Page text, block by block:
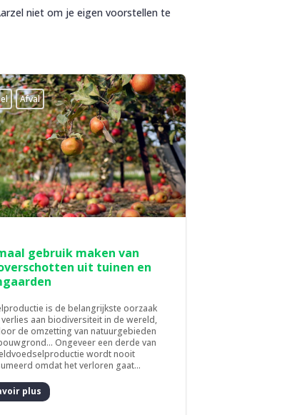
niet om je eigen voorstellen te
Afval
gebruik maken van
uit tuinen en
is de belangrijkste oorzaak
verlies aan biodiversiteit in de wereld,
de omzetting van natuurgebieden
Ongeveer een derde van
wordt nooit
omdat het verloren gaat...
plus